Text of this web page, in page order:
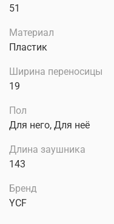
51
Материал
Пластик
Ширина переносицы
19
Пол
Для него, Для неё
Длина заушника
143
Бренд
YCF